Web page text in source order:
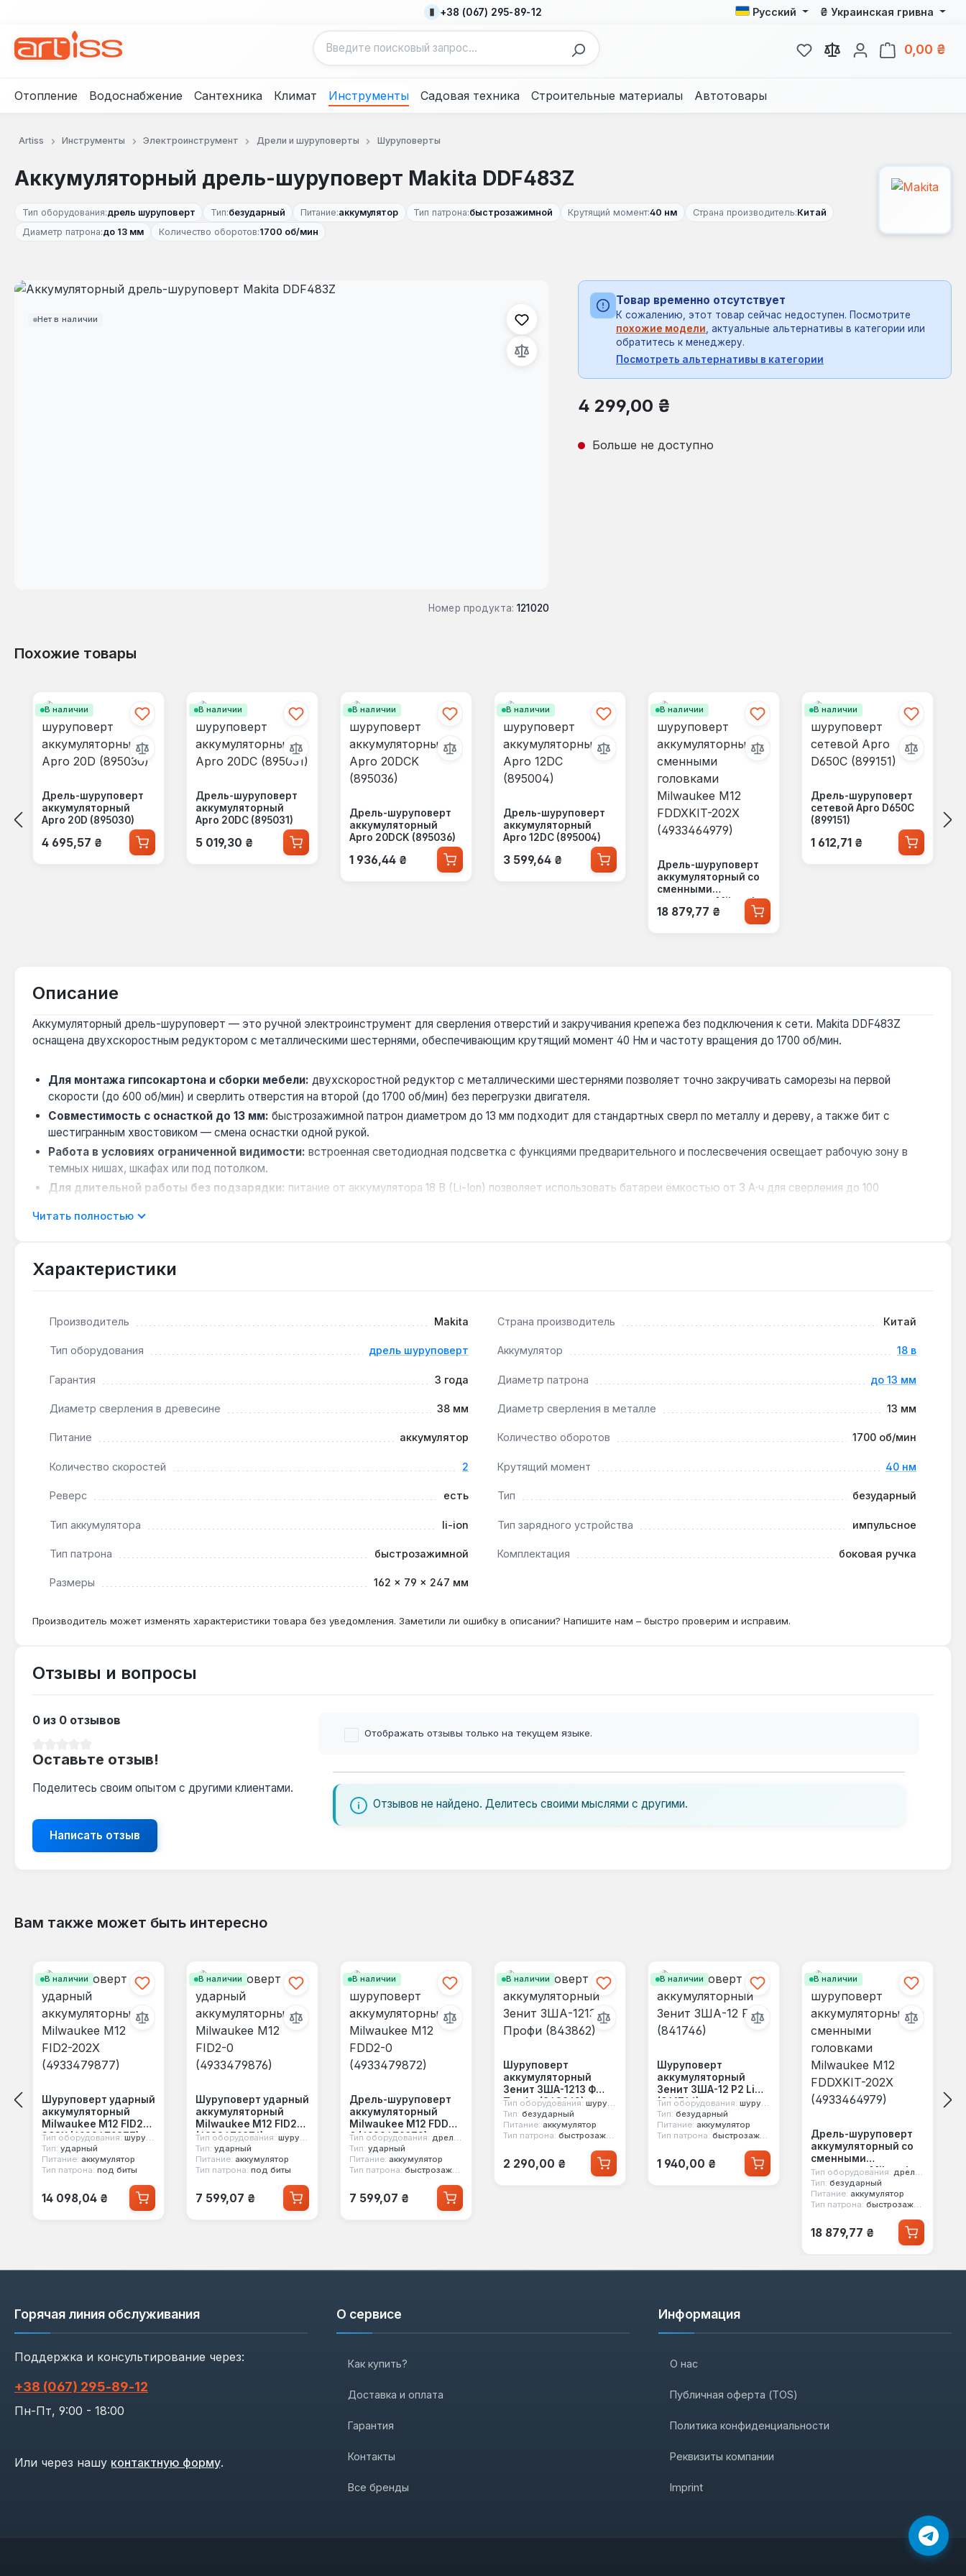
+38 (067) 295-89-12 Русский ₴ Украинская гривна
У вас есть товары из
0,00 ₴
Отопление Водоснабжение Сантехника Климат Инструменты Садовая техника Строительные материалы Автотовары
Artiss Инструменты Электроинструмент Дрели и шуруповерты Шуруповерты
Аккумуляторный дрель-шуруповерт Makita DDF483Z
Тип оборудования:дрель шуруповерт Тип:безударный Питание:аккумулятор Тип патрона:быстрозажимной Крутящий момент:40 нм Страна производитель:Китай
Диаметр патрона:до 13 мм Количество оборотов:1700 об/мин
Нет в наличии
Пропустить галерею изображений
Номер продукта: 121020
Товар временно отсутствует
К сожалению, этот товар сейчас недоступен. Посмотрите
похожие модели , актуальные альтернативы в категории или
обратитесь к менеджеру.
Посмотреть альтернативы в категории
Обычная цена:
4 299,00 ₴
Больше не доступно
Похожие товары
В наличии
Дрель-шуруповерт
аккумуляторный
Apro 20D (895030)
Обычная цена:
4 695,57 ₴
В наличии
Дрель-шуруповерт
аккумуляторный
Apro 20DC (895031)
Обычная цена:
5 019,30 ₴
В наличии
Дрель-шуруповерт
аккумуляторный
Apro 20DCK (895036)
Обычная цена:
1 936,44 ₴
В наличии
Дрель-шуруповерт
аккумуляторный
Apro 12DC (895004)
Обычная цена:
3 599,64 ₴
В наличии
Дрель-шуруповерт
аккумуляторный со
сменными
головками Milwaukee
M12 FDDXKIT-202X
Обычная цена:
18 879,77 ₴
В наличии
Дрель-шуруповерт
сетевой Apro D650C
(899151)
Обычная цена:
1 612,71 ₴
Описание
Аккумуляторный дрель-шуруповерт — это ручной электроинструмент для сверления отверстий и закручивания крепежа без подключения к сети. Makita DDF483Z
оснащена двухскоростным редуктором с металлическими шестернями, обеспечивающим крутящий момент 40 Нм и частоту вращения до 1700 об/мин.
Для монтажа гипсокартона и сборки мебели: двухскоростной редуктор с металлическими шестернями позволяет точно закручивать саморезы на первой
скорости (до 600 об/мин) и сверлить отверстия на второй (до 1700 об/мин) без перегрузки двигателя.
Совместимость с оснасткой до 13 мм: быстрозажимной патрон диаметром до 13 мм подходит для стандартных сверл по металлу и дереву, а также бит с
шестигранным хвостовиком — смена оснастки одной рукой.
Работа в условиях ограниченной видимости: встроенная светодиодная подсветка с функциями предварительного и послесвечения освещает рабочую зону в
темных нишах, шкафах или под потолком.
Для длительной работы без подзарядки: питание от аккумулятора 18 В (Li-Ion) позволяет использовать батареи ёмкостью от 3 А·ч для сверления до 100
Ограничение по материалу:
Инструмент подходит для профессиональных строителей и домашних мастеров при монтаже гипсокартонных конструкций, сборке корпусной мебели, сверлении
Подходит ли для сверления нержавеющей стали толщиной 3 мм?
Да — крутящий момент 40 Нм и частота вращения до 1700 об/мин позволяют сверлить нержавейку до 3 мм при использовании кобальтовых сверл и смазки.
Читать полностью
Характеристики
Производитель Makita Страна производитель Китай
Тип оборудования дрель шуруповерт Аккумулятор 18 в
Гарантия 3 года Диаметр патрона до 13 мм
Диаметр сверления в древесине 38 мм Диаметр сверления в металле 13 мм
Питание аккумулятор Количество оборотов 1700 об/мин
Количество скоростей 2 Крутящий момент 40 нм
Реверс есть Тип безударный
Тип аккумулятора li-ion Тип зарядного устройства импульсное
Тип патрона быстрозажимной Комплектация боковая ручка
Размеры 162 × 79 × 247 мм
Производитель может изменять характеристики товара без уведомления. Заметили ли ошибку в описании? Напишите нам – быстро проверим и исправим.
Отзывы и вопросы
0 из 0 отзывов
Оставьте отзыв!
Поделитесь своим опытом с другими клиентами.
Написать отзыв
Отображать отзывы только на текущем языке.
Отзывов не найдено. Делитесь своими мыслями с другими.
Вам также может быть интересно
В наличии
Шуруповерт ударный
аккумуляторный
Milwaukee M12 FID2-
202X (4933479877)
Тип оборудования: шуруповерт
Тип: ударный
Питание: аккумулятор
Тип патрона: под биты
Обычная цена:
14 098,04 ₴
В наличии
Шуруповерт ударный
аккумуляторный
Milwaukee M12 FID2-0
(4933479876)
Тип оборудования: шуруповерт
Тип: ударный
Питание: аккумулятор
Тип патрона: под биты
Обычная цена:
7 599,07 ₴
В наличии
Дрель-шуруповерт
аккумуляторный
Milwaukee M12 FDD2-
0 (4933479872)
Тип оборудования: дрель шуруповерт
Тип: ударный
Питание: аккумулятор
Тип патрона: быстрозажимной
Обычная цена:
7 599,07 ₴
В наличии
Шуруповерт
аккумуляторный
Зенит ЗША-1213 Ф
Профи (843862)
Тип оборудования: шуруповерт
Тип: безударный
Питание: аккумулятор
Тип патрона: быстрозажимной
Обычная цена:
2 290,00 ₴
В наличии
Шуруповерт
аккумуляторный
Зенит ЗША-12 Р2 Li
(841746)
Тип оборудования: шуруповерт
Тип: безударный
Питание: аккумулятор
Тип патрона: быстрозажимной
Обычная цена:
1 940,00 ₴
В наличии
Дрель-шуруповерт
аккумуляторный со
сменными
головками Milwaukee
M12 FDDXKIT-202X
(4933464979)
Тип оборудования: дрель шуруповерт
Тип: безударный
Питание: аккумулятор
Тип патрона: быстрозажимной
Обычная цена:
18 879,77 ₴
Горячая линия обслуживания
Поддержка и консультирование через:
+38 (067) 295‑89‑12
Пн-Пт, 9:00 - 18:00
Или через нашу контактную форму.
О сервисе
Как купить?
Доставка и оплата
Гарантия
Контакты
Все бренды
Информация
О нас
Публичная оферта (TOS)
Политика конфиденциальности
Реквизиты компании
Imprint